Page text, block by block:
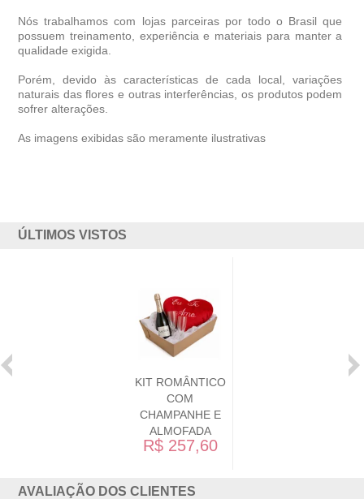
Nós trabalhamos com lojas parceiras por todo o Brasil que
possuem treinamento, experiência e materiais para manter a
qualidade exigida.
Porém, devido às características de cada local, variações
naturais das flores e outras interferências, os produtos podem
sofrer alterações.
As imagens exibidas são meramente ilustrativas
ÚLTIMOS VISTOS
KIT ROMÂNTICO
COM
CHAMPANHE E
ALMOFADA
R$ 257,60
AVALIAÇÃO DOS CLIENTES